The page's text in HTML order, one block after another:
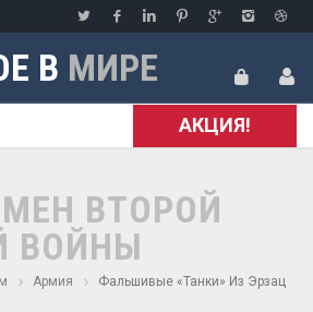
В МИРЕ
АКЦИЯ!
ВТОРОЙ
ВОЙНЫ
Армия
Фальшивые «танки» Из Эрзац